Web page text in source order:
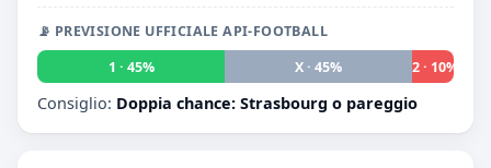
📡 PREVISIONE UFFICIALE API-FOOTBALL
1 · 45%
X · 45% 2 · 10%
Consiglio: Doppia chance: Strasbourg o pareggio